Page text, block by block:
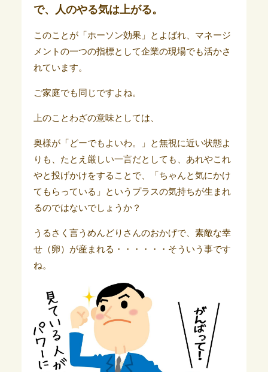
で、人のやる気は上がる。
このことが「ホーソン効果」とよばれ、マネージ
メントの一つの指標として企業の現場でも活かさ
れています。
ご家庭でも同じですよね。
上のことわざの意味としては、
奥様が「どーでもよいわ。」と無視に近い状態よ
りも、たとえ厳しい一言だとしても、あれやこれ
やと投げかけをすることで、「ちゃんと気にかけ
てもらっている」というプラスの気持ちが生まれ
るのではないでしょうか？
うるさく言うめんどりさんのおかげで、素敵な幸
せ（卵）が産まれる・・・・・・そういう事です
ね。